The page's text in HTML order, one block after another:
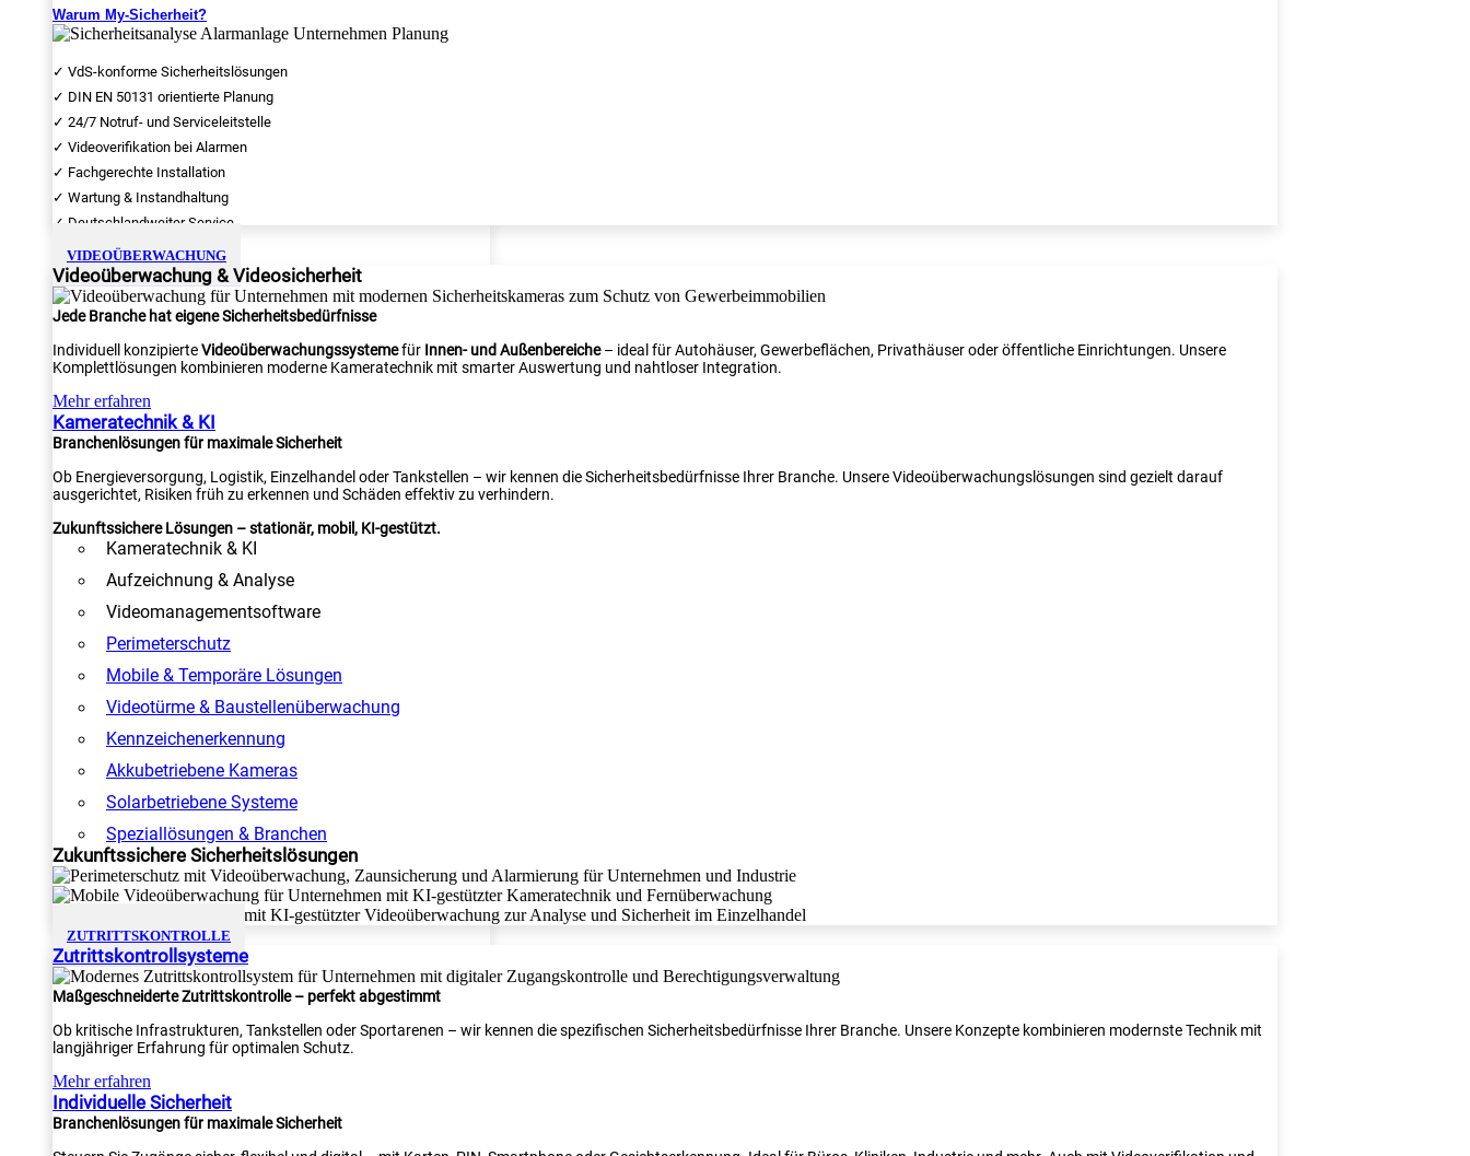
Warum My-Sicherheit?
✓ VdS-konforme Sicherheitslösungen
✓ DIN EN 50131 orientierte Planung
✓ 24/7 Notruf- und Serviceleitstelle
✓ Videoverifikation bei Alarmen
✓ Fachgerechte Installation
✓ Wartung & Instandhaltung
✓ Deutschlandweiter Service
VIDEOÜBERWACHUNG
Videoüberwachung & Videosicherheit
Jede Branche hat eigene Sicherheitsbedürfnisse
Individuell konzipierteVideoüberwachungssystemefür Innen- und Außenbereiche– ideal für Autohäuser, Gewerbeflächen, Privathäuser oder öffentliche Einrichtungen. Unsere
Komplettlösungen kombinieren moderne Kameratechnik mit smarter Auswertung und nahtloser Integration.
Mehr erfahren
Kameratechnik & KI
Branchenlösungen für maximale Sicherheit
Ob Energieversorgung, Logistik, Einzelhandel oder Tankstellen – wir kennen die Sicherheitsbedürfnisse Ihrer Branche. Unsere Videoüberwachungslösungen sind gezielt darauf
ausgerichtet, Risiken früh zu erkennen und Schäden effektiv zu verhindern.
Zukunftssichere Lösungen – stationär, mobil, KI-gestützt.
Kameratechnik & KI
Aufzeichnung & Analyse
Videomanagementsoftware
Perimeterschutz
Mobile & Temporäre Lösungen
Videotürme & Baustellenüberwachung
Kennzeichenerkennung
Akkubetriebene Kameras
Solarbetriebene Systeme
Speziallösungen & Branchen
Zukunftssichere Sicherheitslösungen
ZUTRITTSKONTROLLE
Zutrittskontrollsysteme
Maßgeschneiderte Zutrittskontrolle – perfekt abgestimmt
Ob kritische Infrastrukturen, Tankstellen oder Sportarenen – wir kennen die spezifischen Sicherheitsbedürfnisse Ihrer Branche. Unsere Konzepte kombinieren modernste Technik mit
langjähriger Erfahrung für optimalen Schutz.
Mehr erfahren
Individuelle Sicherheit
Branchenlösungen für maximale Sicherheit